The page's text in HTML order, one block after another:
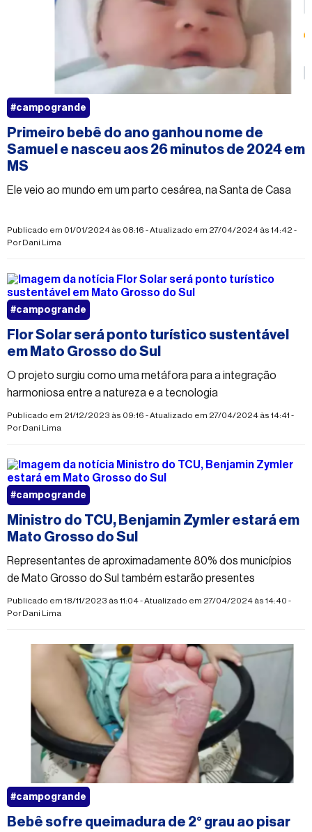
Primeiro bebê do ano ganhou nome de
Samuel e nasceu aos 26 minutos de 2024 em
MS
Ele veio ao mundo em um parto cesárea, na Santa de Casa
Publicado em 01/01/2024 às 08:16 - Atualizado em 27/04/2024 às 14:42 -
PorDani Lima
#campogrande
Flor Solar será ponto turístico sustentável
em Mato Grosso do Sul
O projeto surgiu como uma metáfora para a integração
harmoniosa entre a natureza e a tecnologia
Publicado em 21/12/2023 às 09:16 - Atualizado em 27/04/2024 às 14:41 -
PorDani Lima
#campogrande
Ministro do TCU, Benjamin Zymler estará em
Mato Grosso do Sul
Representantes de aproximadamente 80% dos municípios
de Mato Grosso do Sul também estarão presentes
Publicado em 18/11/2023 às 11:04 - Atualizado em 27/04/2024 às 14:40 -
PorDani Lima
#campogrande
Bebê sofre queimadura de 2° grau ao pisar
#campogrande